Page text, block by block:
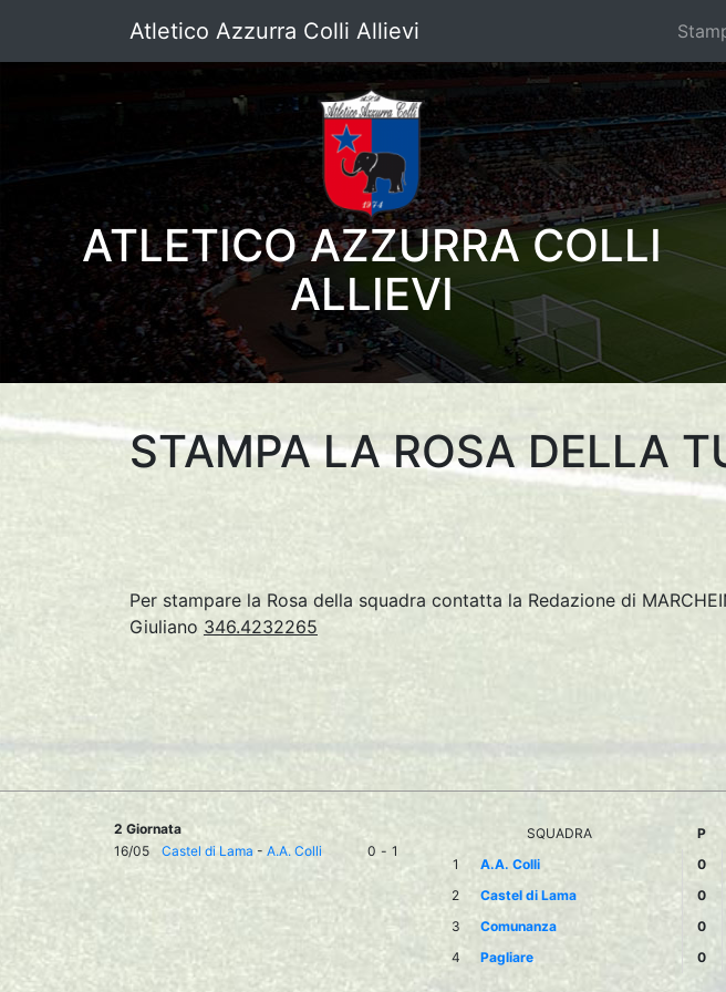
Atletico Azzurra Colli Allievi
ATLETICO AZZURRA COLLI
ALLIEVI
STAMPA LA ROSA DELLA
Per stampare la Rosa della squadra contatta la Redazione di
Giuliano 346.4232265
2 Giornata
16/05
Castel di Lama - A.A. Colli 0 - 1
SQUADRA P
1
A.A. Colli 0
2
Castel di Lama 0
3
Comunanza 0
4
Pagliare 0